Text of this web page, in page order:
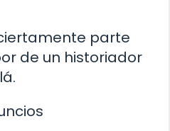
parte
de un historiador